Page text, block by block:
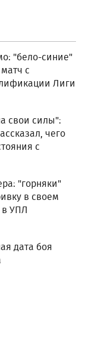
"бело-синие"
с
Лиги
свои силы":
чего
с
"горняки"
в своем
в УПЛ
дата боя